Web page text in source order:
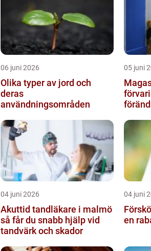
06 juni 2026
Olika typer av jord och
deras
användningsområden
05 juni
04 juni 2026
Akuttid tandläkare i malmö
så får du snabb hjälp vid
tandvärk och skador
04 juni
en